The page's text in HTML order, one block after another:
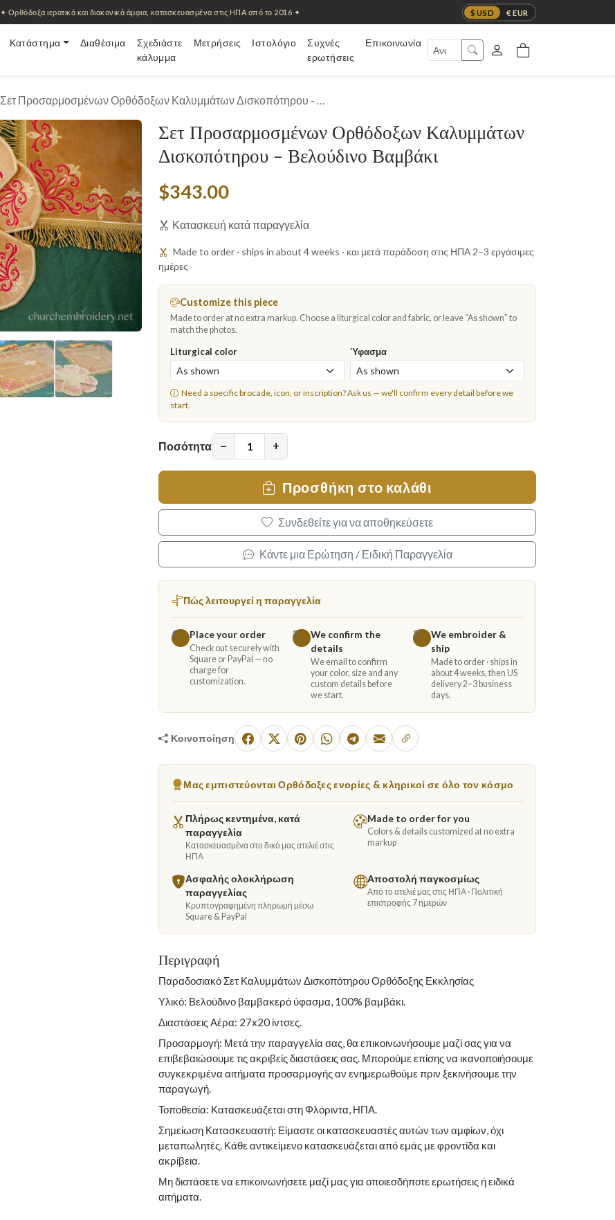
$ USD € EUR
✦ Ορθόδοξα ιερατικά και διακονικά άμφια, κατασκευασμένα στις ΗΠΑ από το 2016 ✦
Κατάστημα Διαθέσιμα
Σχεδιάστε
κάλυμμα
Μετρήσεις Ιστολόγιο
Συχνές
ερωτήσεις
Επικοινωνία
Σετ Προσαρμοσμένων Ορθόδοξων Καλυμμάτων Δισκοπότηρου - …
Σετ Προσαρμοσμένων Ορθόδοξων Καλυμμάτων
Δισκοπότηρου - Βελούδινο Βαμβάκι
$343.00
Κατασκευή κατά παραγγελία
Made to order · ships in about 4 weeks · και μετά παράδοση στις ΗΠΑ 2–3 εργάσιμες
ημέρες
Customize this piece
Made to order at no extra markup. Choose a liturgical color and fabric, or leave “As shown” to
match the photos.
Liturgical color Ύφασμα
Need a specific brocade, icon, or inscription?Ask us — we'll confirm every detail before we
start.
Ποσότητα − +
Προσθήκη στο καλάθι
Συνδεθείτε για να αποθηκεύσετε
Κάντε μια Ερώτηση / Ειδική Παραγγελία
Πώς λειτουργεί η παραγγελία
1 Place your order
Check out securely with
Square or PayPal — no
charge for
customization.
2
We confirm the
details
We email to confirm
your color, size and any
custom details before
we start.
3
We embroider &
ship
Made to order · ships in
about 4 weeks, then US
delivery 2–3 business
days.
Κοινοποίηση
Μας εμπιστεύονται Ορθόδοξες ενορίες & κληρικοί σε όλο τον κόσμο
Πλήρως κεντημένα, κατά
παραγγελία
Κατασκευασμένα στο δικό μας ατελιέ στις
ΗΠΑ
Made to order for you
Colors & details customized at no extra
markup
Ασφαλής ολοκλήρωση
παραγγελίας
Κρυπτογραφημένη πληρωμή μέσω
Square & PayPal
Αποστολή παγκοσμίως
Από το ατελιέ μας στις ΗΠΑ · Πολιτική
επιστροφής 7 ημερών
Περιγραφή
Παραδοσιακό Σετ Καλυμμάτων Δισκοπότηρου Ορθόδοξης Εκκλησίας
Υλικό: Βελούδινο βαμβακερό ύφασμα, 100% βαμβάκι.
Διαστάσεις Αέρα: 27x20 ίντσες.
Προσαρμογή: Μετά την παραγγελία σας, θα επικοινωνήσουμε μαζί σας για να
επιβεβαιώσουμε τις ακριβείς διαστάσεις σας. Μπορούμε επίσης να ικανοποιήσουμε
συγκεκριμένα αιτήματα προσαρμογής αν ενημερωθούμε πριν ξεκινήσουμε την
παραγωγή.
Τοποθεσία: Κατασκευάζεται στη Φλόριντα, ΗΠΑ.
Σημείωση Κατασκευαστή: Είμαστε οι κατασκευαστές αυτών των αμφίων, όχι
μεταπωλητές. Κάθε αντικείμενο κατασκευάζεται από εμάς με φροντίδα και
ακρίβεια.
Μη διστάσετε να επικοινωνήσετε μαζί μας για οποιεσδήποτε ερωτήσεις ή ειδικά
αιτήματα.